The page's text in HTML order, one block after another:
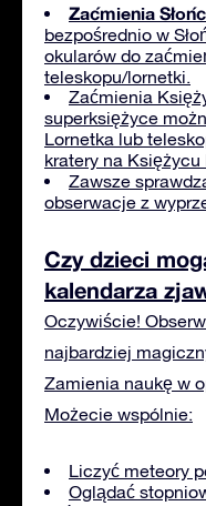
Zaćmienia
bezpośrednio w
okularów do
teleskopu/lornetki.
Zaćmienia
superksiężyce
Lornetka lub
kratery na
Zawsze
obserwacje z
Czy dzieci
kalendarza
Oczywiście!
najbardziej
Zamienia naukę w
Możecie wspólnie:
Liczyć meteory
Oglądać